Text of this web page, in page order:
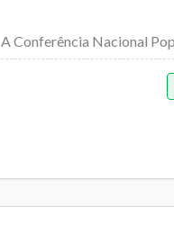
A Conferência Nacional